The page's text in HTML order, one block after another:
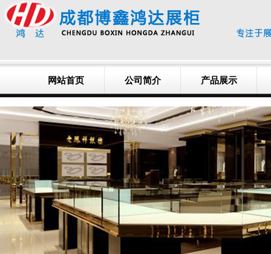
网站首页 公司简介 产品展示